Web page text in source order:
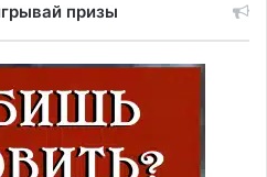
призы